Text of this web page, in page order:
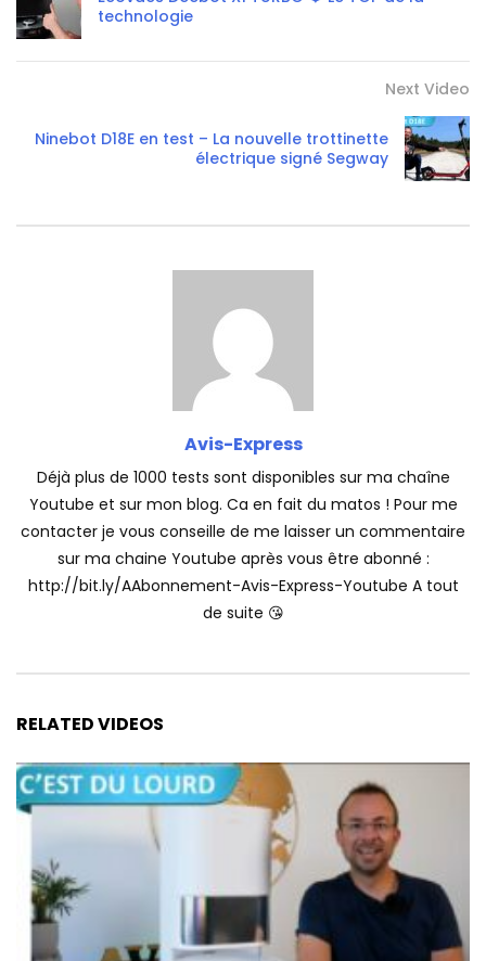
technologie
Next Video
Ninebot D18E en test – La nouvelle trottinette
électrique signé Segway
Avis-Express
Déjà plus de 1000 tests sont disponibles sur ma chaîne
Youtube et sur mon blog. Ca en fait du matos ! Pour me
contacter je vous conseille de me laisser un commentaire
sur ma chaine Youtube après vous être abonné :
http://bit.ly/AAbonnement-Avis-Express-Youtube A tout
de suite 😘
RELATED VIDEOS